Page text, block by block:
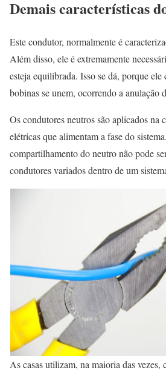
Demais características
Este condutor, normalmente é
Além disso, ele é extremamente
esteja equilibrada. Isso se dá, porque ele
bobinas se unem, ocorrendo a anulação
Os condutores neutros são aplicados na
elétricas que alimentam a fase do
compartilhamento do neutro não pode
condutores variados dentro de um
As casas utilizam, na maioria das vezes,